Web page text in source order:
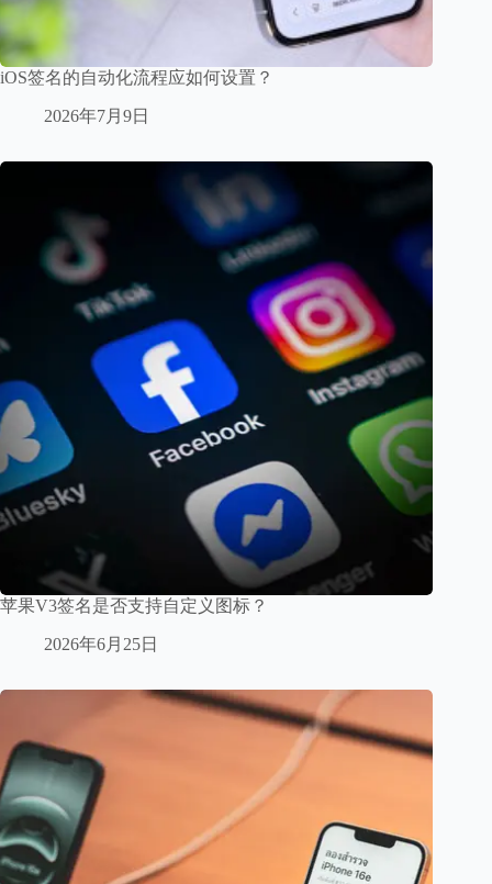
iOS签名的自动化流程应如何设置？
2026年7月9日
苹果V3签名是否支持自定义图标？
2026年6月25日